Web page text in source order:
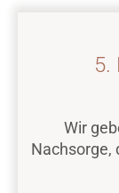
5.
Wir
Nachsorge,